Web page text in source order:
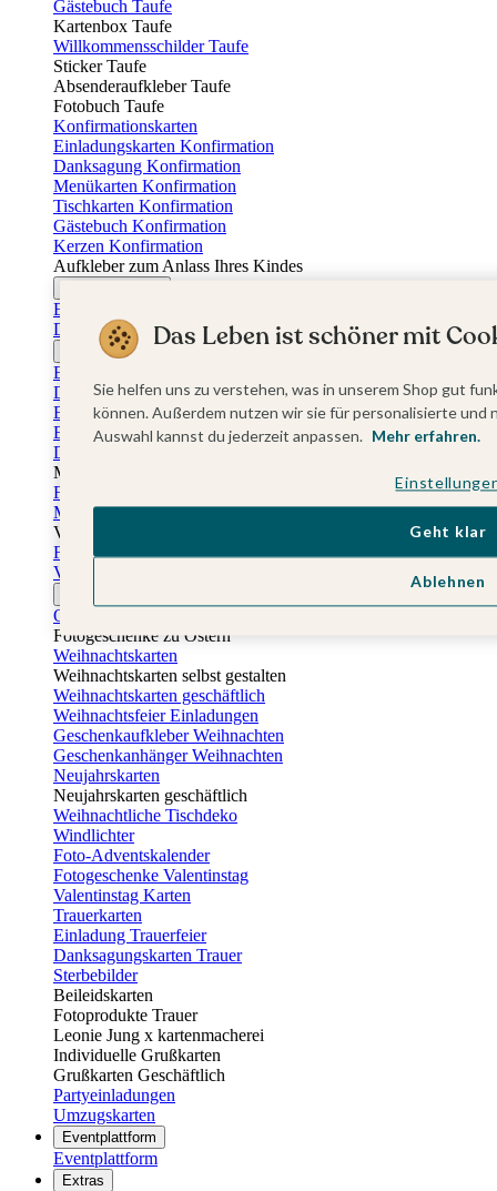
Gästebuch Taufe
Kartenbox Taufe
Willkommensschilder Taufe
Sticker Taufe
Absenderaufkleber Taufe
Fotobuch Taufe
Konfirmationskarten
Einladungskarten Konfirmation
Danksagung Konfirmation
Menükarten Konfirmation
Tischkarten Konfirmation
Gästebuch Konfirmation
Kerzen Konfirmation
Aufkleber zum Anlass Ihres Kindes
Einladungskarten Firmung
Dankeskarten Firmung
Jugendweihekarten
Einladungskarten Jugendweihe
Dankeskarten Jugendweihe
Einschulungskarten
Einladungskarten Einschulung
Danksagung Einschulung
Muttertag
Fotogeschenke Muttertag
Muttertagskarten
Vatertag
Fotogeschenke Vatertag
Vatertagskarten
Osterkarten
Fotogeschenke zu Ostern
Weihnachtskarten
Weihnachtskarten selbst gestalten
Weihnachtskarten geschäftlich
Weihnachtsfeier Einladungen
Geschenkaufkleber Weihnachten
Geschenkanhänger Weihnachten
Neujahrskarten
Neujahrskarten geschäftlich
Weihnachtliche Tischdeko
Windlichter
Foto-Adventskalender
Fotogeschenke Valentinstag
Valentinstag Karten
Trauerkarten
Einladung Trauerfeier
Danksagungskarten Trauer
Sterbebilder
Beileidskarten
Fotoprodukte Trauer
Leonie Jung x kartenmacherei
Individuelle Grußkarten
Grußkarten Geschäftlich
Partyeinladungen
Umzugskarten
Eventplattform
Eventplattform
Extras
Das Leben ist schöner mit
Sie helfen uns zu verstehen, was in unserem Shop gut
können. Außerdem nutzen wir sie für personalisierte
Auswahl kannst du jederzeit anpassen. Mehr erfahren.
Ablehnen
Geht klar